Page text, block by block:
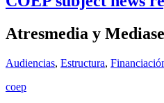
Atresmedia y
Audiencias, Estructura,
coep